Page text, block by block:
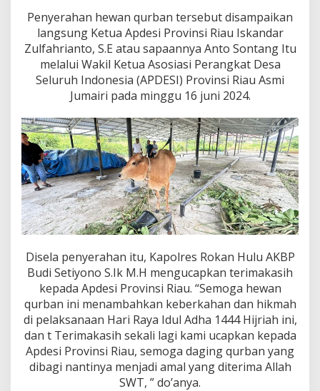
Q
u
r
b
a
n
I
d
u
l
A
d
h
a
2
0
2
4
e
P
o
r
e
s
R
o
k
Penyerahan hewan qurban tersebut disampaikan
langsung Ketua Apdesi Provinsi Riau Iskandar
Zulfahrianto, S.E atau sapaannya Anto Sontang Itu
melalui Wakil Ketua Asosiasi Perangkat Desa
Seluruh Indonesia (APDESI) Provinsi Riau Asmi
Jumairi pada minggu 16 juni 2024.
Disela penyerahan itu, Kapolres Rokan Hulu AKBP
Budi Setiyono S.Ik M.H mengucapkan terimakasih
kepada Apdesi Provinsi Riau. “Semoga hewan
qurban ini menambahkan keberkahan dan hikmah
di pelaksanaan Hari Raya Idul Adha 1444 Hijriah ini,
dan t Terimakasih sekali lagi kami ucapkan kepada
Apdesi Provinsi Riau, semoga daging qurban yang
dibagi nantinya menjadi amal yang diterima Allah
SWT, ” do’anya.